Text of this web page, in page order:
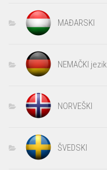
MAĐARSKI
NEMAČKI jezik
NORVEŠKI
ŠVEDSKI